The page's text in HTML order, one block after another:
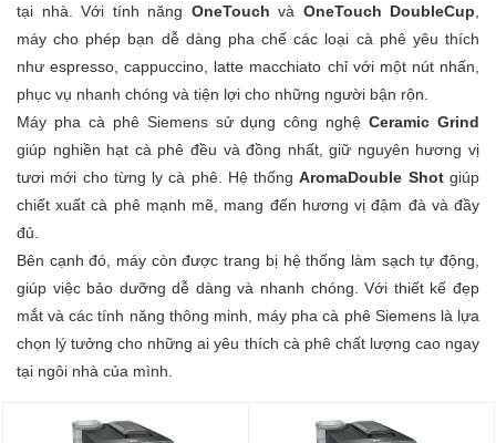
tại nhà. Với tính năng OneTouch và OneTouch DoubleCup
máy cho phép bạn dễ dàng pha chế các loại cà phê yêu thích
như espresso, cappuccino, latte macchiato chỉ với một nút nhấn,
phục vụ nhanh chóng và tiện lợi cho những người bận rộn.
Máy pha cà phê Siemens sử dụng công nghệCeramic Grind
giúp nghiền hạt cà phê đều và đồng nhất, giữ nguyên hương vị
tươi mới cho từng ly cà phê. Hệ thốngAromaDouble Shotgiúp
chiết xuất cà phê mạnh mẽ, mang đến hương vị đậm đà và đầy
đủ.
Bên cạnh đó, máy còn được trang bị hệ thống làm sạch tự động,
giúp việc bảo dưỡng dễ dàng và nhanh chóng. Với thiết kế đẹp
mắt và các tính năng thông minh, máy pha cà phê Siemens là lựa
chọn lý tưởng cho những ai yêu thích cà phê chất lượng cao ngay
tại ngôi nhà của mình.